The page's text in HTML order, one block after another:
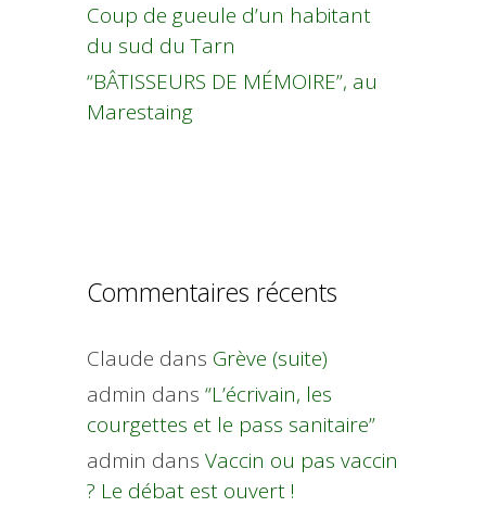
Coup de gueule d’un habitant
du sud du Tarn
“BÂTISSEURS DE MÉMOIRE”, au
Marestaing
Commentaires récents
Claude dans Grève (suite)
admin dans “L’écrivain, les
courgettes et le pass sanitaire”
admin dans Vaccin ou pas vaccin
? Le débat est ouvert !